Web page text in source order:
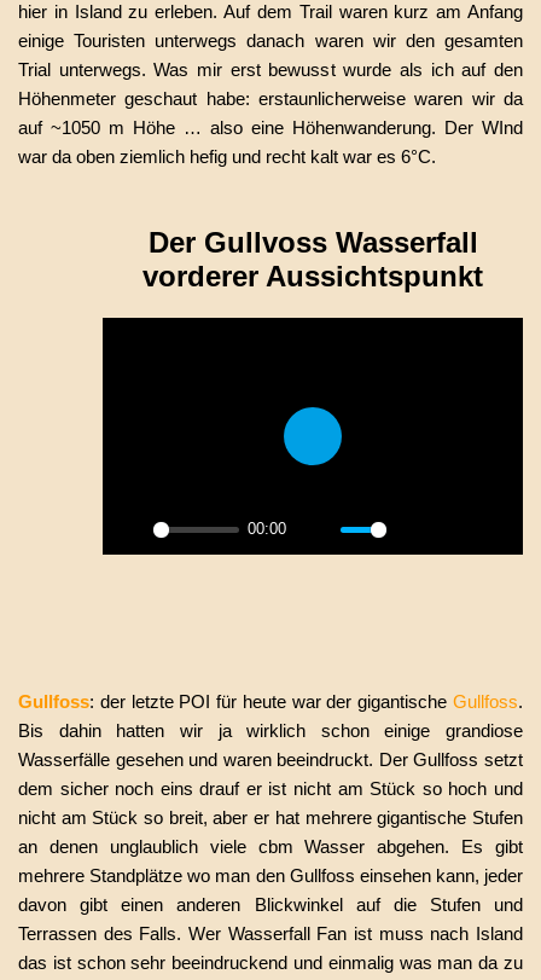
hier in Island zu erleben. Auf dem Trail waren kurz am Anfang
einige Touristen unterwegs danach waren wir den gesamten
Trial unterwegs. Was mir erst bewusst wurde als ich auf den
Höhenmeter geschaut habe: erstaunlicherweise waren wir da
auf ~1050 m Höhe … also eine Höhenwanderung. Der WInd
war da oben ziemlich hefig und recht kalt war es 6°C.
Der Gullvoss Wasserfall
vorderer Aussichtspunkt
Play
00:00
Mute Settings
PIP
Enter
Play
Gullfoss: der letzte POI für heute war der gigantische Gullfoss.
Bis dahin hatten wir ja wirklich schon einige grandiose
Wasserfälle gesehen und waren beeindruckt. Der Gullfoss setzt
dem sicher noch eins drauf er ist nicht am Stück so hoch und
nicht am Stück so breit, aber er hat mehrere gigantische Stufen
an denen unglaublich viele cbm Wasser abgehen. Es gibt
mehrere Standplätze wo man den Gullfoss einsehen kann, jeder
davon gibt einen anderen Blickwinkel auf die Stufen und
Terrassen des Falls. Wer Wasserfall Fan ist muss nach Island
das ist schon sehr beeindruckend und einmalig was man da zu